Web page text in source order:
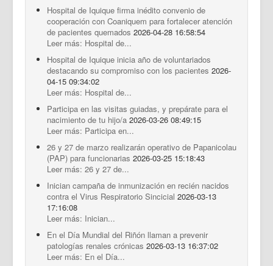
Hospital de Iquique firma inédito convenio de
cooperación con Coaniquem para fortalecer atención
de pacientes quemados 2026-04-28 16:58:54
Leer más: Hospital de...
Hospital de Iquique inicia año de voluntariados
destacando su compromiso con los pacientes 2026-
04-15 09:34:02
Leer más: Hospital de...
Participa en las visitas guiadas, y prepárate para el
nacimiento de tu hijo/a 2026-03-26 08:49:15
Leer más: Participa en...
26 y 27 de marzo realizarán operativo de Papanicolau
(PAP) para funcionarias 2026-03-25 15:18:43
Leer más: 26 y 27 de...
Inician campaña de inmunización en recién nacidos
contra el Virus Respiratorio Sincicial 2026-03-13
17:16:08
Leer más: Inician...
En el Día Mundial del Riñón llaman a prevenir
patologías renales crónicas 2026-03-13 16:37:02
Leer más: En el Día...